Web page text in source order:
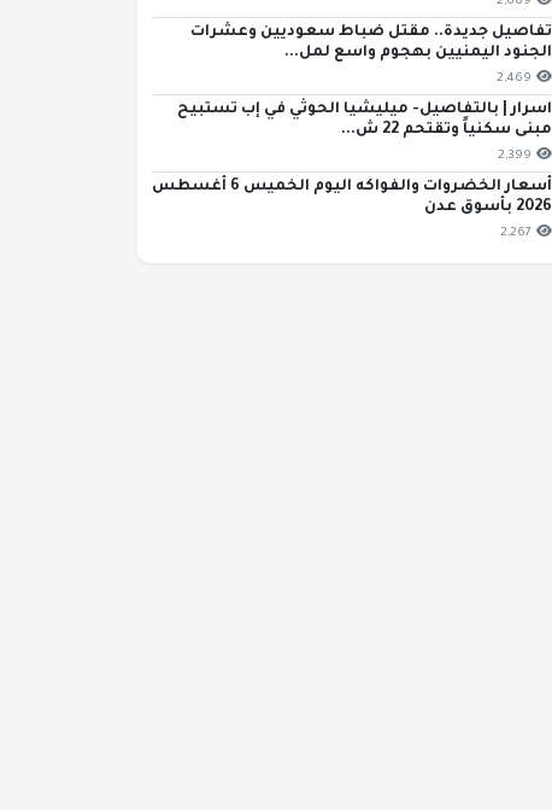
تفاصيل جديدة.. مقتل ضباط سعوديين وعشرات
الجنود اليمنيين بهجوم واسع لمل...
2,469
اسرار | بالتفاصيل- ميليشيا الحوثي في إب تستبيح
مبنى سكنياً وتقتحم 22 ش...
2,399
أسعار الخضروات والفواكه اليوم الخميس 6 أغسطس
2026 بأسوق عدن
2,267